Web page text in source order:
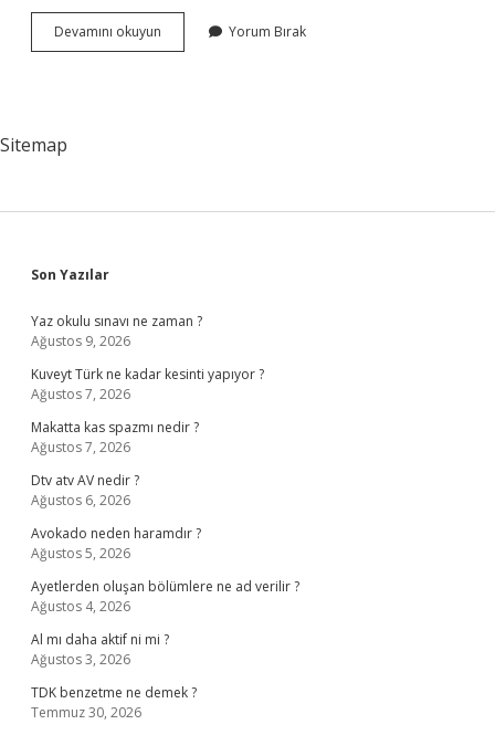
Devamını okuyun Beyzbol
Sopası
Yorum Bırak
Sitemap
Sidebar
Son Yazılar
Yaz okulu sınavı ne zaman ?
Ağustos 9, 2026
Kuveyt Türk ne kadar kesinti yapıyor ?
Ağustos 7, 2026
Makatta kas spazmı nedir ?
Ağustos 7, 2026
Dtv atv AV nedir ?
Ağustos 6, 2026
Avokado neden haramdır ?
Ağustos 5, 2026
Ayetlerden oluşan bölümlere ne ad verilir ?
Ağustos 4, 2026
Al mı daha aktif ni mi ?
Ağustos 3, 2026
TDK benzetme ne demek ?
Temmuz 30, 2026